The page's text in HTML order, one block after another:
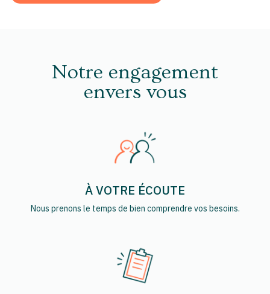
Notre engagement
envers vous
À VOTRE ÉCOUTE
Nous prenons le temps de bien comprendre vos besoins.